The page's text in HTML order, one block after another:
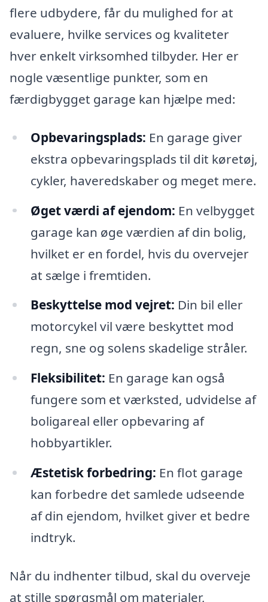
flere udbydere, får du mulighed for at
evaluere, hvilke services og kvaliteter
hver enkelt virksomhed tilbyder. Her er
nogle væsentlige punkter, som en
færdigbygget garage kan hjælpe med:
Opbevaringsplads: En garage giver
ekstra opbevaringsplads til dit køretøj,
cykler, haveredskaber og meget mere.
Øget værdi af ejendom: En velbygget
garage kan øge værdien af din bolig,
hvilket er en fordel, hvis du overvejer
at sælge i fremtiden.
Beskyttelse mod vejret: Din bil eller
motorcykel vil være beskyttet mod
regn, sne og solens skadelige stråler.
Fleksibilitet: En garage kan også
fungere som et værksted, udvidelse af
boligareal eller opbevaring af
hobbyartikler.
Æstetisk forbedring: En flot garage
kan forbedre det samlede udseende
af din ejendom, hvilket giver et bedre
indtryk.
Når du indhenter tilbud, skal du overveje
at stille spørgsmål om materialer,